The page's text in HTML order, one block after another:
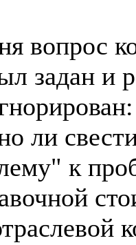
вопрос
задан и
ли
к